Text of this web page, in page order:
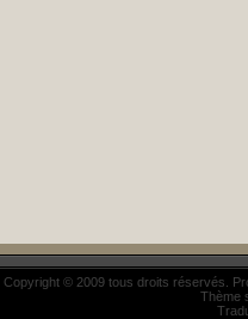
Copyright © 2009 tous droits réservés.
Thème